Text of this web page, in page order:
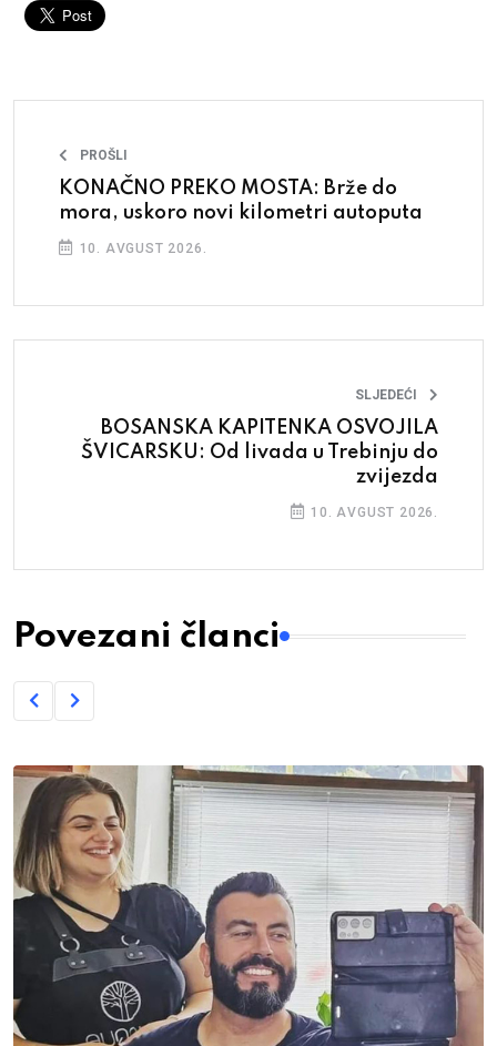
PROŠLI
KONAČNO PREKO MOSTA: Brže do
mora, uskoro novi kilometri autoputa
10. AVGUST 2026.
SLJEDEĆI
BOSANSKA KAPITENKA OSVOJILA
ŠVICARSKU: Od livada u Trebinju do
zvijezda
10. AVGUST 2026.
Povezani članci